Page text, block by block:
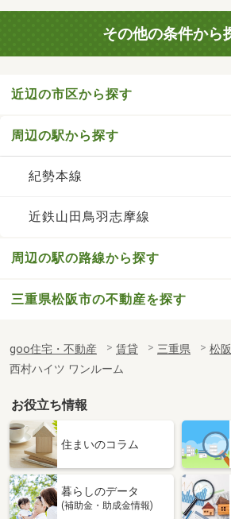
その他の条件から
近辺の市区から探す
周辺の駅から探す
紀勢本線
近鉄山田鳥羽志摩線
周辺の駅の路線から探す
三重県松阪市の不動産を探す
goo住宅・不動産 賃貸 三重県 松
西村ハイツ ワンルーム
お役立ち情報
住まいのコラム
暮らしのデータ
(補助金・助成金情報)